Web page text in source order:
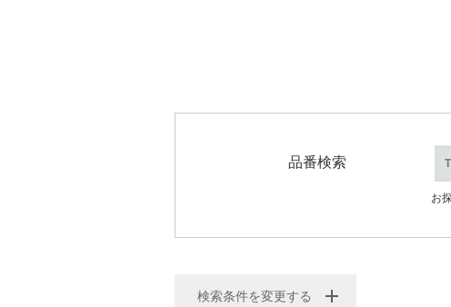
品番検索
お
検索条件を変更する